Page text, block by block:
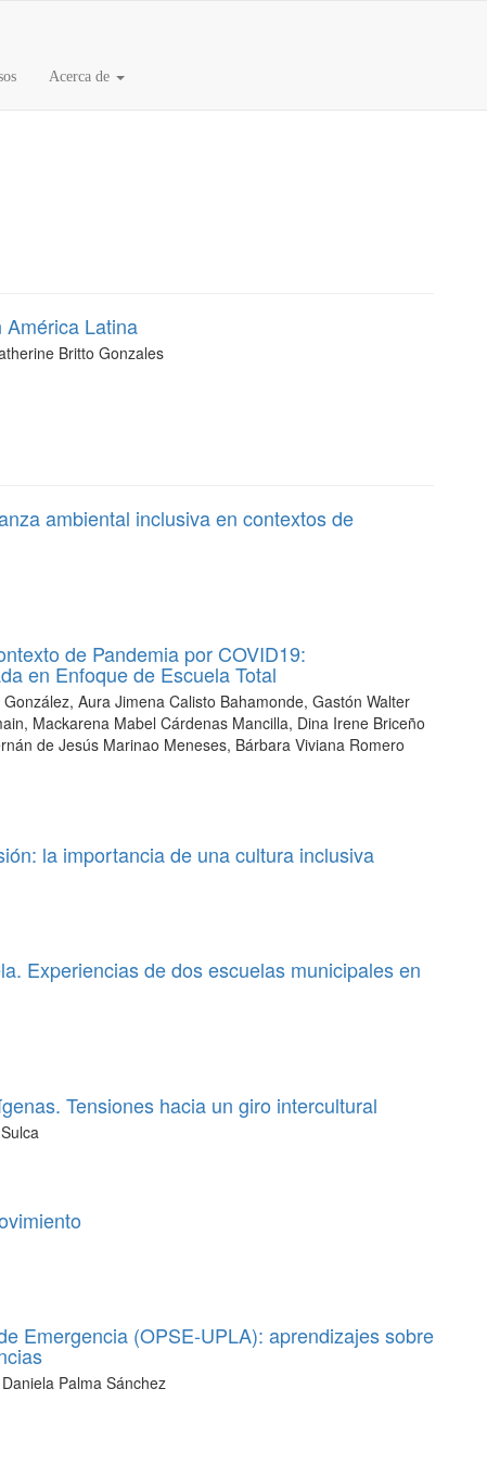
Acerca de
América Latina
Britto Gonzales
ambiental inclusiva en contextos de
de Pandemia por COVID19:
en Enfoque de Escuela Total
Aura Jimena Calisto Bahamonde, Gastón Walter
Mackarena Mabel Cárdenas Mancilla, Dina Irene Briceño
de Jesús Marinao Meneses, Bárbara Viviana Romero
la importancia de una cultura inclusiva
Experiencias de dos escuelas municipales en
Tensiones hacia un giro intercultural
Emergencia (OPSE-UPLA): aprendizajes sobre
Palma Sánchez